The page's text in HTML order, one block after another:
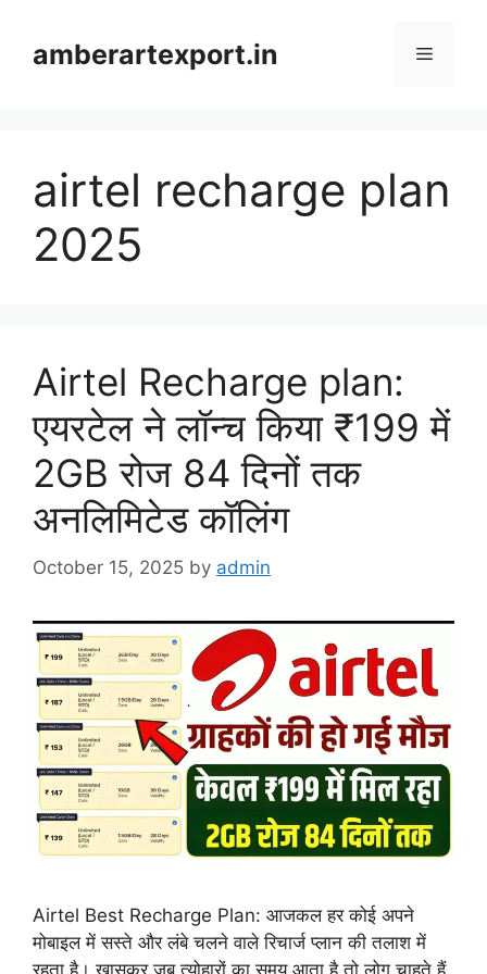
contentamberartexport.in Menu
airtel recharge plan
2025
Airtel Recharge plan:
एयरटेल ने लॉन्च किया ₹199 में
2GB रोज 84 दिनों तक
अनलिमिटेड कॉलिंग
October 15, 2025 by admin
Airtel Best Recharge Plan: आजकल हर कोई अपने
मोबाइल में सस्ते और लंबे चलने वाले रिचार्ज प्लान की तलाश में
रहता है। खासकर जब त्योहारों का समय आता है तो लोग चाहते हैं